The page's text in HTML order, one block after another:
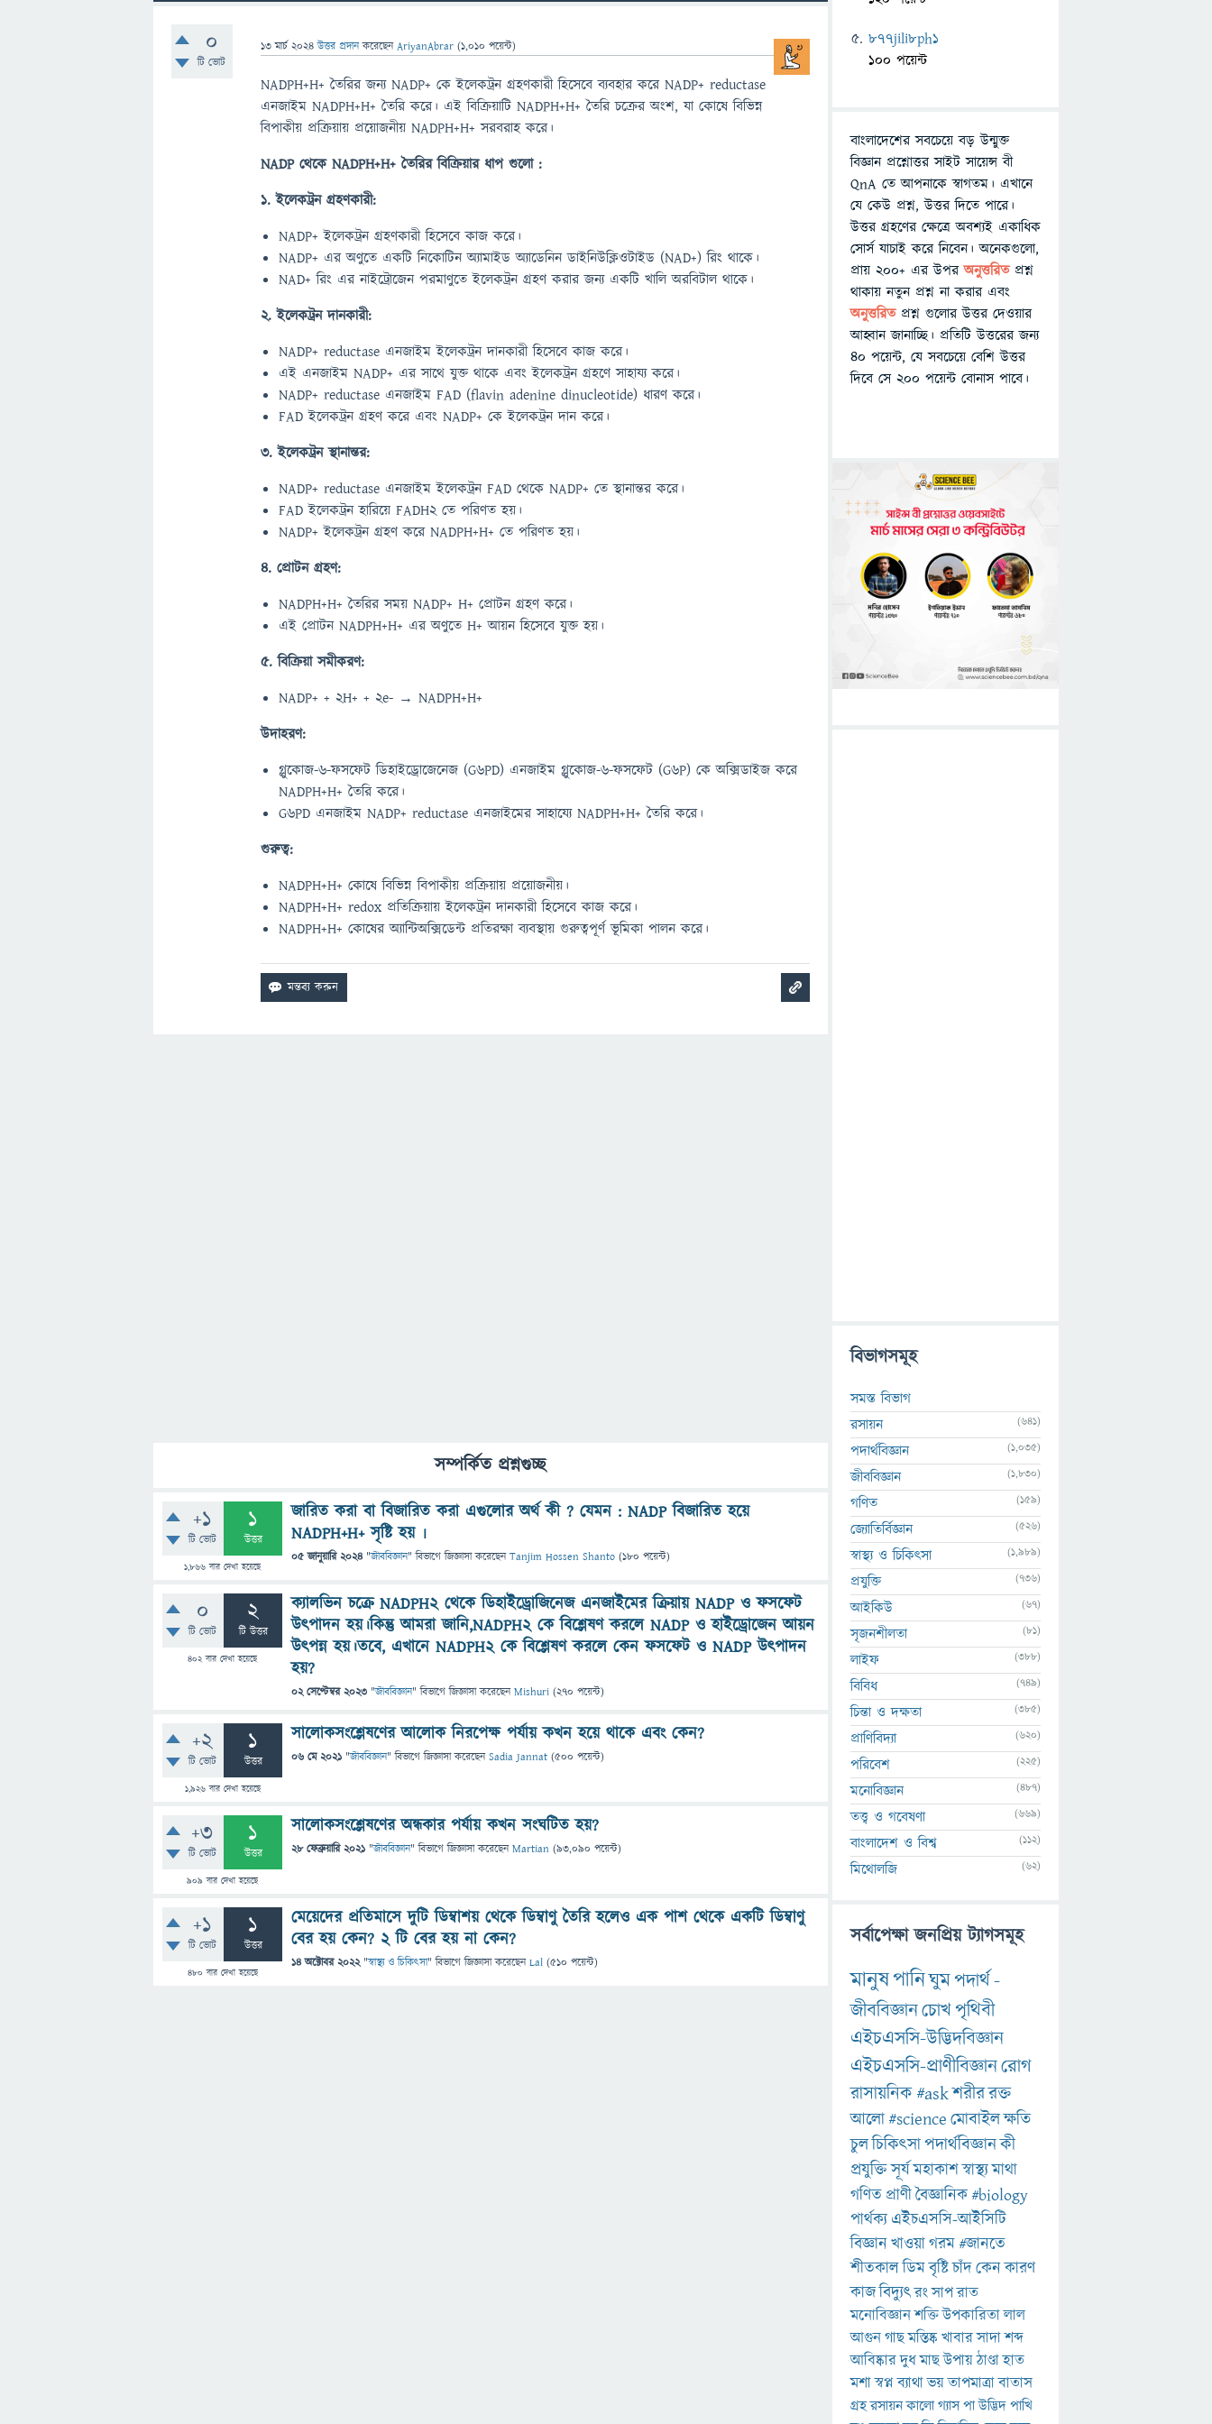
0
টি ভোট
13 মার্চ 2024 উত্তর প্রদান করেছেনAriyanAbrar (1,010 পয়েন্ট)
NADPH+H+ তৈরির জন্য NADP+ কে ইলেকট্রন গ্রহণকারী হিসেবে ব্যবহার করে NADP+ reductase
এনজাইম NADPH+H+ তৈরি করে। এই বিক্রিয়াটি NADPH+H+ তৈরি চক্রের অংশ, যা কোষে বিভিন্ন
বিপাকীয় প্রক্রিয়ায় প্রয়োজনীয় NADPH+H+ সরবরাহ করে।
NADP থেকে NADPH+H+ তৈরির বিক্রিয়ার ধাপ গুলো :
1. ইলেকট্রন গ্রহণকারী:
NADP+ ইলেকট্রন গ্রহণকারী হিসেবে কাজ করে।
NADP+ এর অণুতে একটি নিকোটিন অ্যামাইড অ্যাডেনিন ডাইনিউক্লিওটাইড (NAD+) রিং থাকে।
NAD+ রিং এর নাইট্রোজেন পরমাণুতে ইলেকট্রন গ্রহণ করার জন্য একটি খালি অরবিটাল থাকে।
2. ইলেকট্রন দানকারী:
NADP+ reductase এনজাইম ইলেকট্রন দানকারী হিসেবে কাজ করে।
এই এনজাইম NADP+ এর সাথে যুক্ত থাকে এবং ইলেকট্রন গ্রহণে সাহায্য করে।
NADP+ reductase এনজাইম FAD (flavin adenine dinucleotide) ধারণ করে।
FAD ইলেকট্রন গ্রহণ করে এবং NADP+ কে ইলেকট্রন দান করে।
3. ইলেকট্রন স্থানান্তর:
NADP+ reductase এনজাইম ইলেকট্রন FAD থেকে NADP+ তে স্থানান্তর করে।
FAD ইলেকট্রন হারিয়ে FADH2 তে পরিণত হয়।
NADP+ ইলেকট্রন গ্রহণ করে NADPH+H+ তে পরিণত হয়।
4. প্রোটন গ্রহণ:
NADPH+H+ তৈরির সময় NADP+ H+ প্রোটন গ্রহণ করে।
এই প্রোটন NADPH+H+ এর অণুতে H+ আয়ন হিসেবে যুক্ত হয়।
5. বিক্রিয়া সমীকরণ:
NADP+ + 2H+ + 2e- → NADPH+H+
উদাহরণ:
গ্লুকোজ-6-ফসফেট ডিহাইড্রোজেনেজ (G6PD) এনজাইম গ্লুকোজ-6-ফসফেট (G6P) কে অক্সিডাইজ করে
NADPH+H+ তৈরি করে।
G6PD এনজাইম NADP+ reductase এনজাইমের সাহায্যে NADPH+H+ তৈরি করে।
গুরুত্ব:
NADPH+H+ কোষে বিভিন্ন বিপাকীয় প্রক্রিয়ায় প্রয়োজনীয়।
NADPH+H+ redox প্রতিক্রিয়ায় ইলেকট্রন দানকারী হিসেবে কাজ করে।
NADPH+H+ কোষের অ্যান্টিঅক্সিডেন্ট প্রতিরক্ষা ব্যবস্থায় গুরুত্বপূর্ণ ভূমিকা পালন করে।
সম্পর্কিত প্রশ্নগুচ্ছ
+1
টি ভোট
1
উত্তর
1,866 বার দেখা হয়েছে
জারিত করা বা বিজারিত করা এগুলোর অর্থ কী ? যেমন : NADP বিজারিত হয়ে
NADPH+H+ সৃষ্টি হয় ৷
05 জানুয়ারি 2024 "জীববিজ্ঞান" বিভাগে জিজ্ঞাসাকরেছেনTanjim Hossen Shanto (180 পয়েন্ট)
0
টি ভোট
2
টি উত্তর
402বার দেখা হয়েছে
ক্যালভিন চক্রে NADPH2 থেকে ডিহাইড্রোজিনেজ এনজাইমের ক্রিয়ায় NADP ও ফসফেট
উত্পাদন হয়।কিন্তু আমরা জানি,NADPH2 কে বিশ্লেষণ করলে NADP ও হাইড্রোজেন আয়ন
উত্পন্ন হয়।তবে, এখানে NADPH2 কে বিশ্লেষণ করলে কেন ফসফেট ও NADP উত্পাদন
হয়?
02 সেপ্টেম্বর 2023 "জীববিজ্ঞান" বিভাগে জিজ্ঞাসাকরেছেনMishuri (270 পয়েন্ট)
+2
টি ভোট
1
উত্তর
1,926বার দেখা হয়েছে
সালোকসংশ্লেষণের আলোক নিরপেক্ষ পর্যায় কখন হয়ে থাকে এবং কেন?
06 মে 2021 "জীববিজ্ঞান" বিভাগে জিজ্ঞাসাকরেছেনSadia Jannat (500 পয়েন্ট)
+3
টি ভোট
1
উত্তর
909 বার দেখা হয়েছে
সালোকসংশ্লেষণের অন্ধকার পর্যায় কখন সংঘটিত হয়?
28 ফেব্রুয়ারি 2021 "জীববিজ্ঞান" বিভাগে জিজ্ঞাসাকরেছেনMartian (93,090 পয়েন্ট)
+1
টি ভোট
1
উত্তর
480 বার দেখা হয়েছে
মেয়েদের প্রতিমাসে দুটি ডিম্বাশয় থেকে ডিম্বাণু তৈরি হলেও এক পাশ থেকে একটি ডিম্বাণু
বের হয় কেন? ২ টি বের হয় না কেন?
14 অক্টোবর 2022 "স্বাস্থ্য ও চিকিৎসা" বিভাগে জিজ্ঞাসাকরেছেনLal (510 পয়েন্ট)
877jili8ph1
100 পয়েন্ট
বাংলাদেশের সবচেয়ে বড় উন্মুক্ত
বিজ্ঞান প্রশ্নোত্তর সাইট সায়েন্স বী
QnA তে আপনাকে স্বাগতম। এখানে
যে কেউ প্রশ্ন, উত্তর দিতে পারে।
উত্তর গ্রহণের ক্ষেত্রে অবশ্যই একাধিক
সোর্স যাচাই করে নিবেন। অনেকগুলো,
প্রায় ২০০+ এর উপরঅনুত্তরিতপ্রশ্ন
থাকায় নতুন প্রশ্ন না করার এবং
অনুত্তরিত প্রশ্ন গুলোর উত্তর দেওয়ার
আহ্বান জানাচ্ছি। প্রতিটি উত্তরের জন্য
৪০ পয়েন্ট, যে সবচেয়ে বেশি উত্তর
দিবে সে ২০০ পয়েন্ট বোনাস পাবে।
বিভাগসমূহ
সমস্ত বিভাগ
রসায়ন
(641)
পদার্থবিজ্ঞান (1,035)
জীববিজ্ঞান (1,830)
গণিত (159)
জ্যোতির্বিজ্ঞান (526)
স্বাস্থ্য ও চিকিৎসা (1,989)
প্রযুক্তি (736)
আইকিউ (67)
সৃজনশীলতা (81)
লাইফ (388)
বিবিধ (749)
চিন্তা ও দক্ষতা (385)
প্রাণিবিদ্যা (620)
পরিবেশ (225)
মনোবিজ্ঞান (487)
তত্ত্ব ও গবেষণা (669)
বাংলাদেশ ও বিশ্ব (112)
মিথোলজি (62)
সর্বাপেক্ষা জনপ্রিয় ট্যাগসমূহ
মানুষপানিঘুমপদার্থ-
জীববিজ্ঞানচোখপৃথিবী
এইচএসসি-উদ্ভিদবিজ্ঞান
এইচএসসি-প্রাণীবিজ্ঞানরোগ
রাসায়নিক#askশরীররক্ত
আলো#scienceমোবাইলক্ষতি
চুলচিকিৎসাপদার্থবিজ্ঞানকী
প্রযুক্তিসূর্যমহাকাশস্বাস্থ্যমাথা
গণিত প্রাণীবৈজ্ঞানিক#biology
পার্থক্য এইচএসসি-আইসিটি
বিজ্ঞানখাওয়াগরম#জানতে
শীতকালডিমবৃষ্টিচাঁদকেনকারণ
কাজবিদ্যুৎরংসাপরাত
মনোবিজ্ঞানশক্তিউপকারিতালাল
আগুনগাছমস্তিষ্কখাবারসাদাশব্দ
আবিষ্কারদুধমাছউপায়ঠাণ্ডাহাত
মশাস্বপ্নব্যাথাভয়তাপমাত্রাবাতাস
গ্রহরসায়নকালোগ্যাসপাউদ্ভিদপাখি